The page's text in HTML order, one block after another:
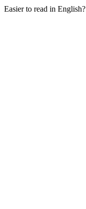
Easier to read in English?